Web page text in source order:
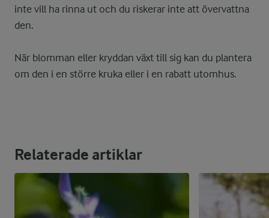
inte vill ha rinna ut och du riskerar inte att övervattna
den.
När blomman eller kryddan växt till sig kan du plantera
om den i en större kruka eller i en rabatt utomhus.
Relaterade artiklar